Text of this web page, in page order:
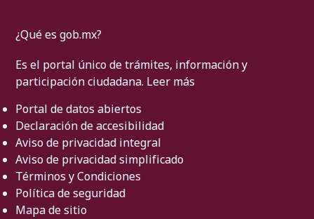
¿Qué es gob.mx?
Es el portal único de trámites, información y
participación ciudadana. Leer más
Portal de datos abiertos
Declaración de accesibilidad
Aviso de privacidad integral
Aviso de privacidad simplificado
Términos y Condiciones
Política de seguridad
Mapa de sitio